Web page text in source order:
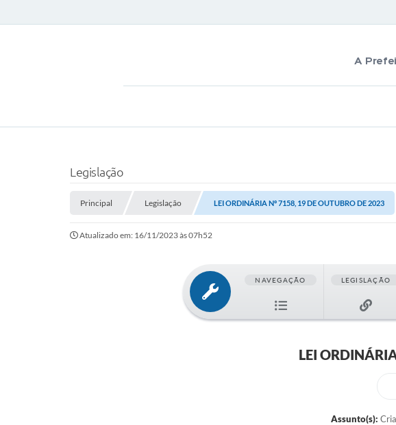
A
Legislação
Principal Legislação LEI ORDINÁRIA Nº 7158, 19 DE OUTUBRO DE 2023
Atualizado em: 16/11/2023 às 07h52
NAVEGAÇÃO LEGISLAÇÃO
LEI
Assunto(s):